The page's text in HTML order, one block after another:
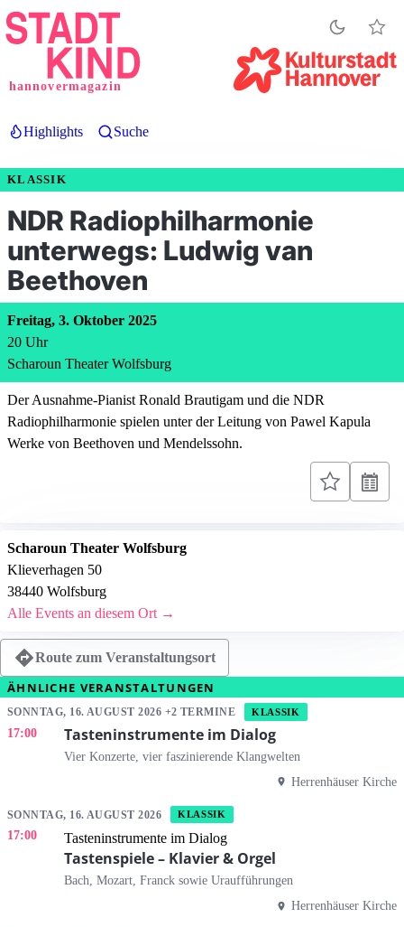
Direkt
zum
hannovermagazin
Highlights Suche
KLASSIK
NDR Radiophilharmonie
unterwegs: Ludwig van
Beethoven
Freitag, 3. Oktober 2025
20 Uhr
Scharoun Theater Wolfsburg
Der Ausnahme-Pianist Ronald Brautigam und die NDR
Radiophilharmonie spielen unter der Leitung von Pawel Kapula
Werke von Beethoven und Mendelssohn.
Scharoun Theater Wolfsburg
Klieverhagen 50
38440 Wolfsburg
Alle Events an diesem Ort →
Route zum Veranstaltungsort
ÄHNLICHE VERANSTALTUNGEN
SONNTAG, 16. AUGUST 2026 +2 TERMINE KLASSIK
17:00 Tasteninstrumente im Dialog
Vier Konzerte, vier faszinierende Klangwelten
Herrenhäuser Kirche
SONNTAG, 16. AUGUST 2026 KLASSIK
17:00 Tasteninstrumente im Dialog
Tastenspiele – Klavier & Orgel
Bach, Mozart, Franck sowie Uraufführungen
Herrenhäuser Kirche